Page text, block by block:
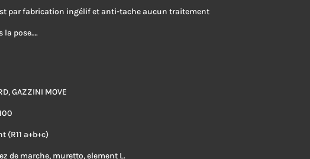
par fabrication ingélif et anti-tache aucun traitement
la pose….
GAZZINI MOVE
a+b+c)
de marche, muretto, element L.